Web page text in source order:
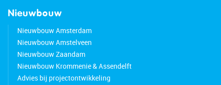
Nieuwbouw
Nieuwbouw Amsterdam
Nieuwbouw Amstelveen
Nieuwbouw Zaandam
Nieuwbouw Krommenie & Assendelft
Advies bij projectontwikkeling